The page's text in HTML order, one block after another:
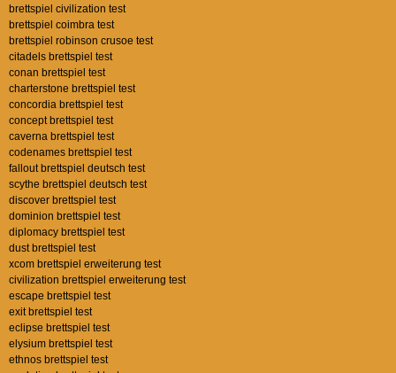
brettspiel civilization test
brettspiel coimbra test
brettspiel robinson crusoe test
citadels brettspiel test
conan brettspiel test
charterstone brettspiel test
concordia brettspiel test
concept brettspiel test
caverna brettspiel test
codenames brettspiel test
fallout brettspiel deutsch test
scythe brettspiel deutsch test
discover brettspiel test
dominion brettspiel test
diplomacy brettspiel test
dust brettspiel test
xcom brettspiel erweiterung test
civilization brettspiel erweiterung test
escape brettspiel test
exit brettspiel test
eclipse brettspiel test
elysium brettspiel test
ethnos brettspiel test